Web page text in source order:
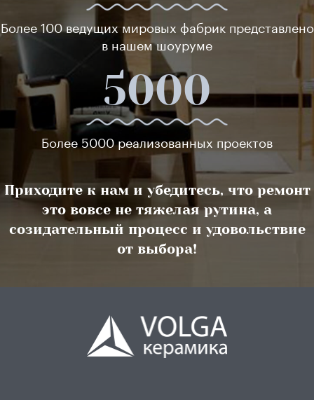
Более 100 ведущих мировых фабрик представлено
в нашем шоуруме
5000
Более 5000 реализованных проектов
Приходите к нам и убедитесь, что ремонт
это вовсе не тяжелая рутина, а
созидательный процесс и удовольствие
от выбора!